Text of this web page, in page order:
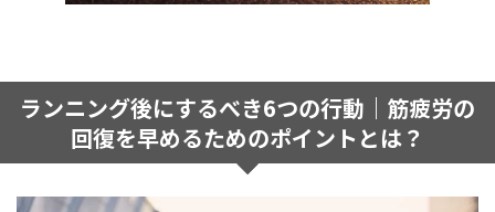
ランニング後にするべき6つの行動｜筋疲労の
回復を早めるためのポイントとは？